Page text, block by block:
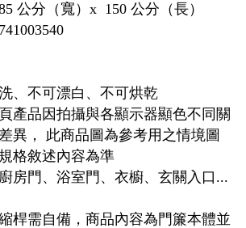
公分（寬）x 150 公分（長）
、不可漂白、不可烘乾
產品因拍攝與各顯示器顯色不同關
異， 此商品圖為參考用之情境圖
格敘述內容為準
房門、浴室門、衣櫥、玄關入口...
桿需自備，商品內容為門簾本體並